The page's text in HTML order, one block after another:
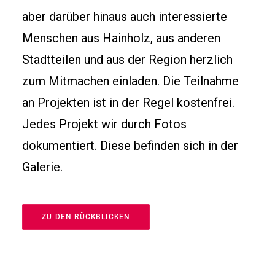
aber darüber hinaus auch interessierte
Menschen aus Hainholz, aus anderen
Stadtteilen und aus der Region herzlich
zum Mitmachen einladen. Die Teilnahme
an Projekten ist in der Regel kostenfrei.
Jedes Projekt wir durch Fotos
dokumentiert. Diese befinden sich in der
Galerie.
ZU DEN RÜCKBLICKEN